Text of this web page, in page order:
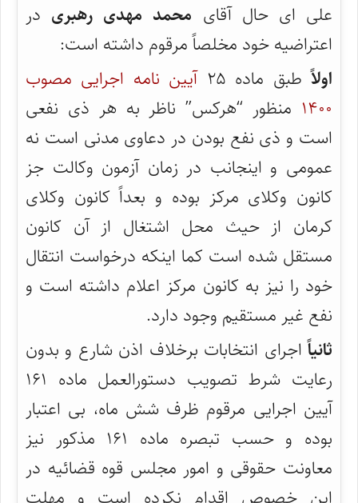
علی ای حال آقای محمد مهدی رهبری در
اعتراضیه خود مخلصاً مرقوم داشته است:
اولاًطبق ماده ۲۵
آیین نامه اجرایی مصوب
۱۴۰۰ منظور “هرکس” ناظر به هر ذی نفعی
است و ذی نفع بودن در دعاوی مدنی است نه
عمومی و اینجانب در زمان آزمون وکالت جز
کانون وکلای مرکز بوده و بعداً کانون وکلای
کرمان از حیث محل اشتغال از آن کانون
مستقل شده است کما اینکه درخواست انتقال
خود را نیز به کانون مرکز اعلام داشته است و
نفع غیر مستقیم وجود دارد.
ثانیاًاجرای انتخابات برخلاف اذن شارع و بدون
رعایت شرط تصویب دستورالعمل ماده ۱۶۱
آیین اجرایی مرقوم ظرف شش ماه، بی اعتبار
بوده و حسب تبصره ماده ۱۶۱ مذکور نیز
معاونت حقوقی و امور مجلس قوه قضائیه در